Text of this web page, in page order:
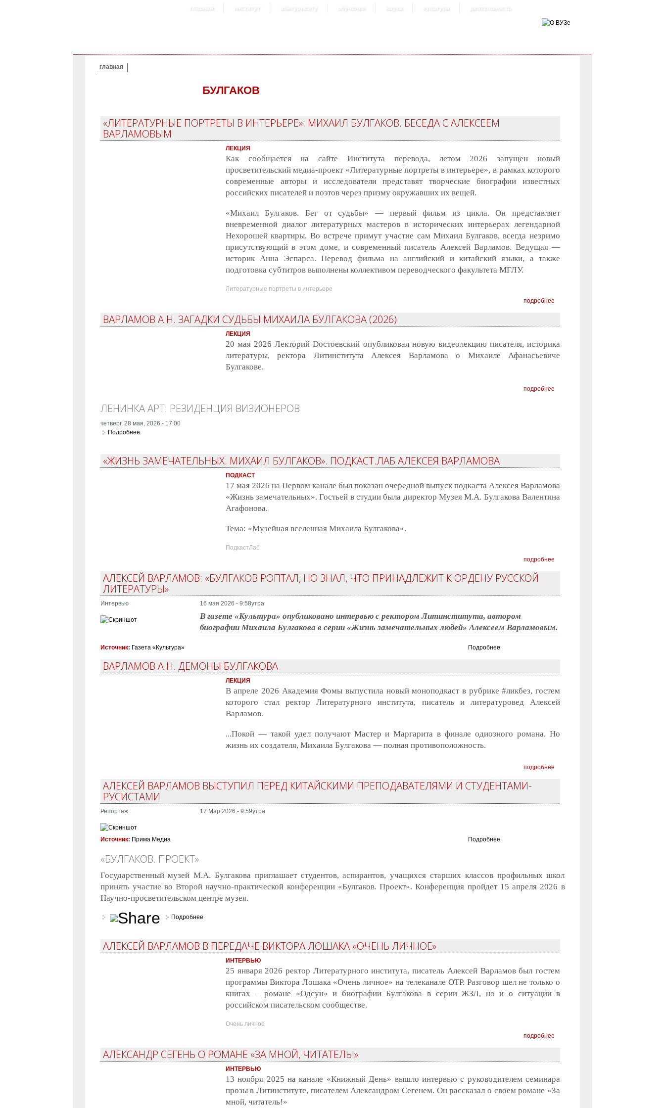
главная институт абитуриенту обучение наука культура деятельность
ВЫ ЗДЕСЬ
главная
БУЛГАКОВ
«ЛИТЕРАТУРНЫЕ ПОРТРЕТЫ В ИНТЕРЬЕРЕ»: МИХАИЛ БУЛГАКОВ. БЕСЕДА С АЛЕКСЕЕМ
ВАРЛАМОВЫМ
ЛЕКЦИЯ
Как сообщается на сайте Института перевода, летом 2026 запущен новый
просветительский медиа-проект «Литературные портреты в интерьере», в рамках которого
современные авторы и исследователи представят творческие биографии известных
российских писателей и поэтов через призму окружавших их вещей.
«Михаил Булгаков. Бег от судьбы» — первый фильм из цикла. Он представляет
вневременной диалог литературных мастеров в исторических интерьерах легендарной
Нехорошей квартиры. Во встрече примут участие сам Михаил Булгаков, всегда незримо
присутствующий в этом доме, и современный писатель Алексей Варламов. Ведущая —
историк Анна Эспарса. Перевод фильма на английский и китайский языки, а также
подготовка субтитров выполнены коллективом переводческого факультета МГЛУ.
Литературные портреты в интерьере
подробнее
ВАРЛАМОВ А.Н. ЗАГАДКИ СУДЬБЫ МИХАИЛА БУЛГАКОВА (2026)
ЛЕКЦИЯ
20 мая 2026 Лекторий Dостоевский опубликовал новую видеолекцию писателя, историка
литературы, ректора Литинститута Алексея Варламова о Михаиле Афанасьевиче
Булгакове.
подробнее
ЛЕНИНКА АРТ: РЕЗИДЕНЦИЯ ВИЗИОНЕРОВ
четверг, 28 мая, 2026 - 17:00
Подробнее
«ЖИЗНЬ ЗАМЕЧАТЕЛЬНЫХ. МИХАИЛ БУЛГАКОВ». ПОДКАСТ.ЛАБ АЛЕКСЕЯ ВАРЛАМОВА
ПОДКАСТ
17 мая 2026 на Первом канале был показан очередной выпуск подкаста Алексея Варламова
«Жизнь замечательных». Гостьей в студии была директор Музея М.А. Булгакова Валентина
Агафонова.
Тема: «Музейная вселенная Михаила Булгакова».
ПодкастЛаб
подробнее
АЛЕКСЕЙ ВАРЛАМОВ: «БУЛГАКОВ РОПТАЛ, НО ЗНАЛ, ЧТО ПРИНАДЛЕЖИТ К ОРДЕНУ РУССКОЙ
ЛИТЕРАТУРЫ»
Интервью 16 мая 2026 - 9:58утра
В газете «Культура» опубликовано интервью с ректором Литинститута, автором
биографии Михаила Булгакова в серии «Жизнь замечательных людей» Алексеем Варламовым.
Источник: Газета «Культура» Подробнее
ВАРЛАМОВ А.Н. ДЕМОНЫ БУЛГАКОВА
ЛЕКЦИЯ
В апреле 2026 Академия Фомы выпустила новый моноподкаст в рубрике #ликбез, гостем
которого стал ректор Литературного института, писатель и литературовед Алексей
Варламов.
...Покой — такой удел получают Мастер и Маргарита в финале одиозного романа. Но
жизнь их создателя, Михаила Булгакова — полная противоположность.
подробнее
АЛЕКСЕЙ ВАРЛАМОВ ВЫСТУПИЛ ПЕРЕД КИТАЙСКИМИ ПРЕПОДАВАТЕЛЯМИ И СТУДЕНТАМИ-
РУСИСТАМИ
Репортаж 17 Мар 2026 - 9:59утра
Источник: Прима Медиа Подробнее
«БУЛГАКОВ. ПРОЕКТ»
Государственный музей М.А. Булгакова приглашает студентов, аспирантов, учащихся старших классов профильных школ
принять участие во Второй научно-практической конференции «Булгаков. Проект». Конференция пройдет 15 апреля 2026 в
Научно-просветительском центре музея.
Подробнее
АЛЕКСЕЙ ВАРЛАМОВ В ПЕРЕДАЧЕ ВИКТОРА ЛОШАКА «ОЧЕНЬ ЛИЧНОЕ»
ИНТЕРВЬЮ
25 января 2026 ректор Литературного института, писатель Алексей Варламов был гостем
программы Виктора Лошака «Очень личное» на телеканале ОТР. Разговор шел не только о
книгах – романе «Одсун» и биографии Булгакова в серии ЖЗЛ, но и о ситуации в
российском писательском сообществе.
Очень личное
подробнее
АЛЕКСАНДР СЕГЕНЬ О РОМАНЕ «ЗА МНОЙ, ЧИТАТЕЛЬ!»
ИНТЕРВЬЮ
13 ноября 2025 на канале «Книжный День» вышло интервью с руководителем семинара
прозы в Литинституте, писателем Александром Сегенем. Он рассказал о своем романе «За
мной, читатель!»